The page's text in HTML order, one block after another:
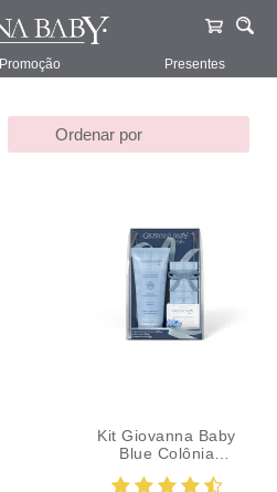
Promoção Presentes
146
Kit Giovanna Baby
Blue Colônia